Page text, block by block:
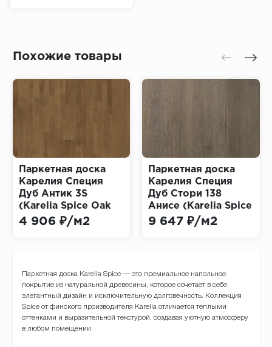
Похожие товары
Паркетная доска
Карелия Специя
Дуб Антик 3S
(Karelia Spice Oak
Antique)
4 906 ₽/м2
Паркетная доска
Карелия Специя
Дуб Стори 138
Анисе (Karelia Spice
Oak Story Anice)
9 647 ₽/м2
Паркетная доска Karelia Spice — это премиальное напольное
покрытие из натуральной древесины, которое сочетает в себе
элегантный дизайн и исключительную долговечность. Коллекция
Spice от финского производителя Karelia отличается теплыми
оттенками и выразительной текстурой, создавая уютную атмосферу
в любом помещении.